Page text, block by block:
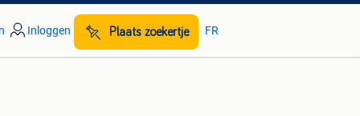
Inloggen Plaats zoekertje FR